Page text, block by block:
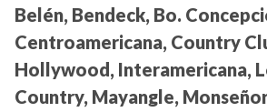
Belén, Bendeck, Bo.
Centroamericana, Country
Hollywood, Interamericana,
Country, Mayangle,